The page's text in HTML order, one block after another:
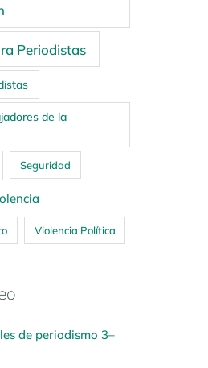
Periodistas
de la
Seguridad
Violencia Política
de periodismo 3–